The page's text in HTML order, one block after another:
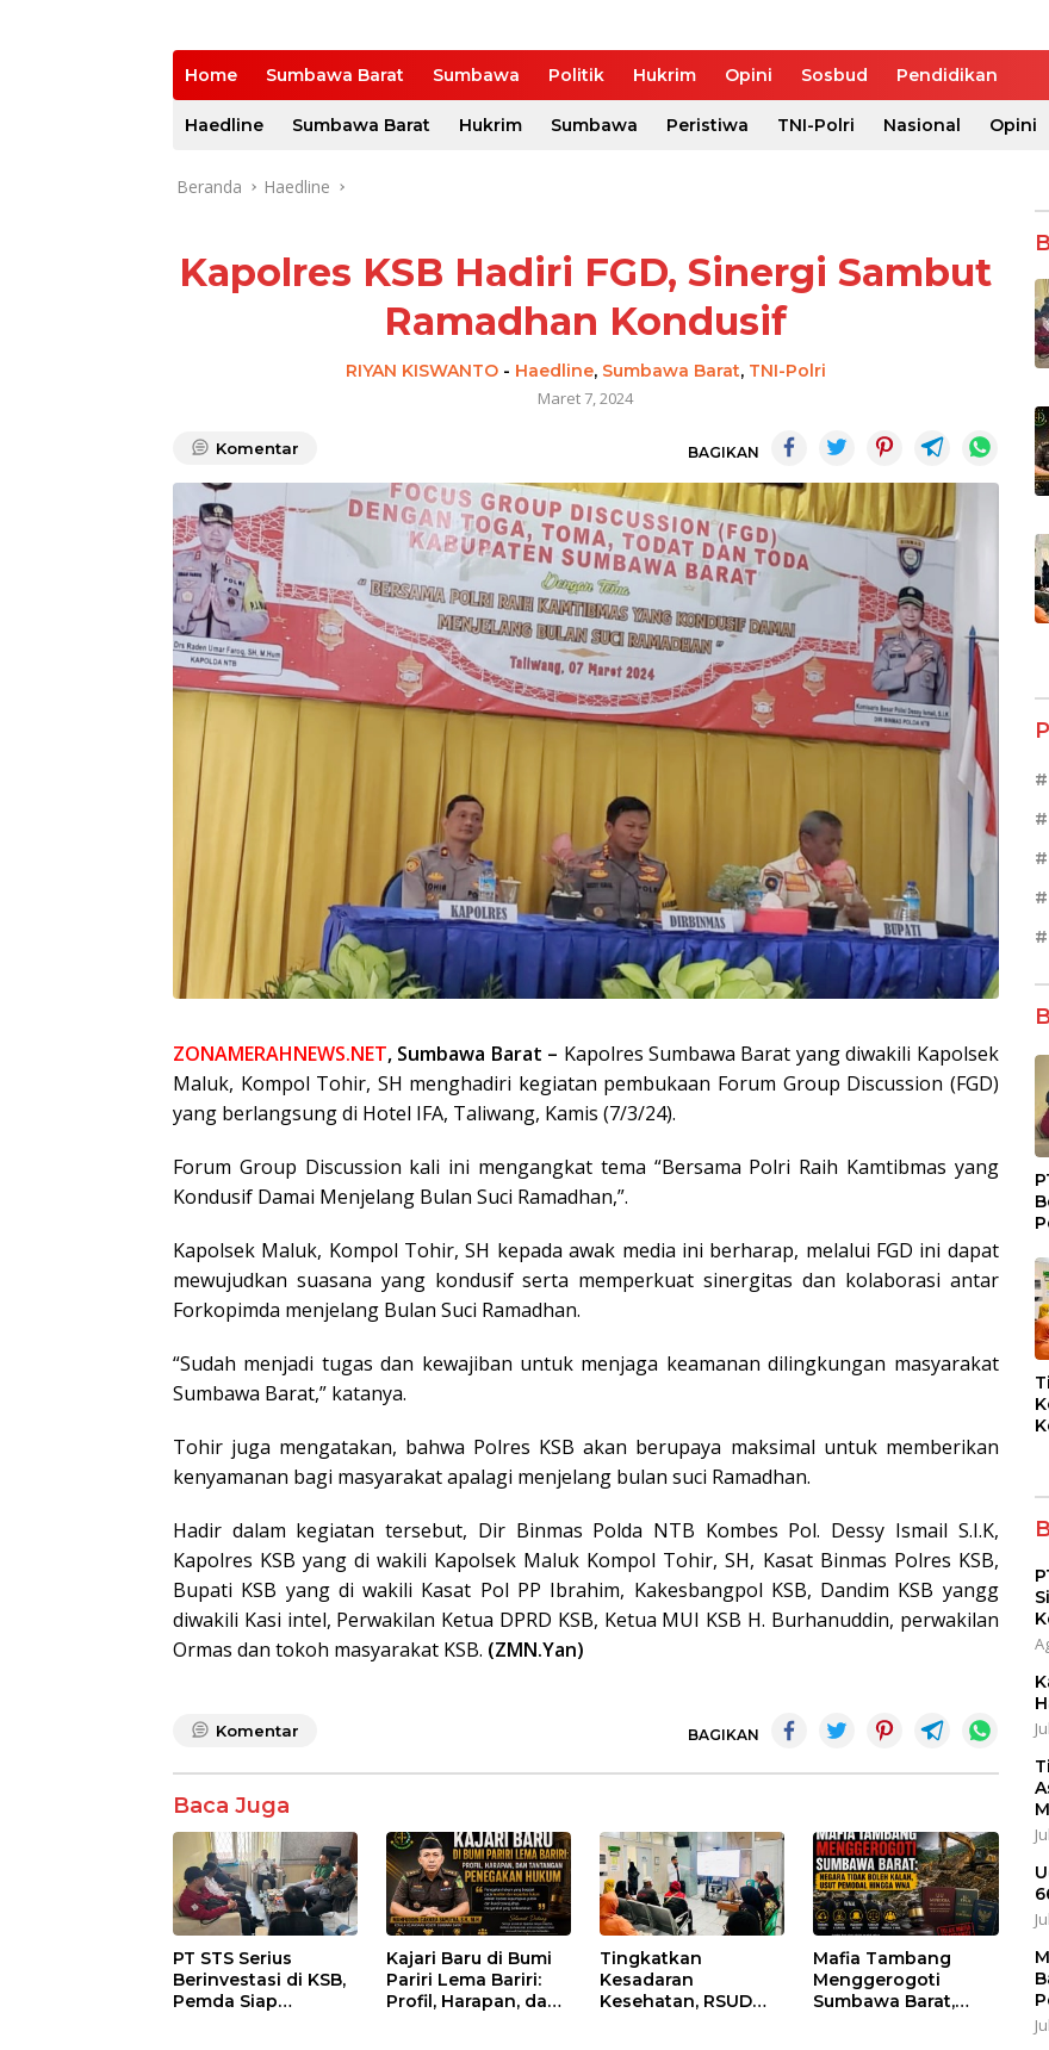
Home Sumbawa Barat Sumbawa Politik Hukrim Opini Sosbud Pendidikan
Haedline Sumbawa Barat Hukrim Sumbawa Peristiwa TNI-Polri Nasional Opini
Beranda Haedline
Kapolres KSB Hadiri FGD, Sinergi Sambut
Ramadhan Kondusif
RIYAN KISWANTO- Haedline, Sumbawa Barat, TNI-Polri
Maret 7, 2024
Komentar BAGIKAN
ZONAMERAHNEWS.NET, Sumbawa Barat – Kapolres Sumbawa Barat yang diwakili Kapolsek
Maluk, Kompol Tohir, SH menghadiri kegiatan pembukaan Forum Group Discussion (FGD)
yang berlangsung di Hotel IFA, Taliwang, Kamis (7/3/24).
Forum Group Discussion kali ini mengangkat tema “Bersama Polri Raih Kamtibmas yang
Kondusif Damai Menjelang Bulan Suci Ramadhan,”.
Kapolsek Maluk, Kompol Tohir, SH kepada awak media ini berharap, melalui FGD ini dapat
mewujudkan suasana yang kondusif serta memperkuat sinergitas dan kolaborasi antar
Forkopimda menjelang Bulan Suci Ramadhan.
“Sudah menjadi tugas dan kewajiban untuk menjaga keamanan dilingkungan masyarakat
Sumbawa Barat,” katanya.
Tohir juga mengatakan, bahwa Polres KSB akan berupaya maksimal untuk memberikan
kenyamanan bagi masyarakat apalagi menjelang bulan suci Ramadhan.
Hadir dalam kegiatan tersebut, Dir Binmas Polda NTB Kombes Pol. Dessy Ismail S.I.K,
Kapolres KSB yang di wakili Kapolsek Maluk Kompol Tohir, SH, Kasat Binmas Polres KSB,
Bupati KSB yang di wakili Kasat Pol PP Ibrahim, Kakesbangpol KSB, Dandim KSB yangg
diwakili Kasi intel, Perwakilan Ketua DPRD KSB, Ketua MUI KSB H. Burhanuddin, perwakilan
Ormas dan tokoh masyarakat KSB. (ZMN.Yan)
Komentar BAGIKAN
Baca Juga
PT STS Serius
Berinvestasi di KSB,
Pemda Siap
Kajari Baru di Bumi
Pariri Lema Bariri:
Profil, Harapan, dan
Tingkatkan
Kesadaran
Kesehatan, RSUD
Mafia Tambang
Menggerogoti
Sumbawa Barat,